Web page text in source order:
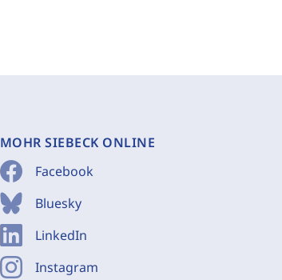
MOHR SIEBECK ONLINE
Facebook
Bluesky
LinkedIn
Instagram